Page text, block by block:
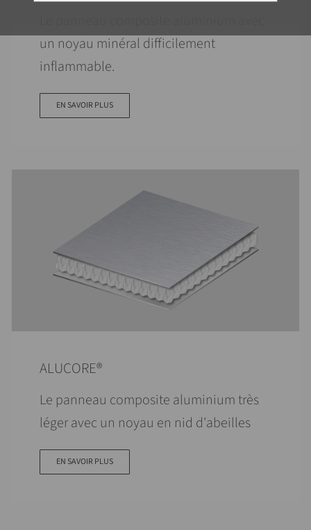
un noyau minéral difficilement
inflammable.
EN SAVOIR PLUS
ALUCORE®
Le panneau composite aluminium très
léger avec un noyau en nid d'abeilles
EN SAVOIR PLUS